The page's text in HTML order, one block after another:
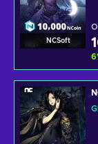
NCSoft
6